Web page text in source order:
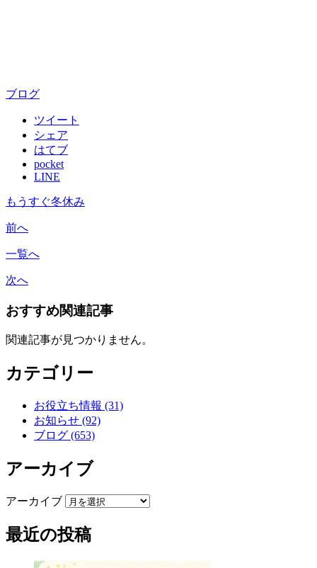
ブログ
ツイート
シェア
はてブ
pocket
LINE
もうすぐ冬休み
前へ
一覧へ
次へ
おすすめ関連記事
関連記事が見つかりません。
カテゴリー
お役立ち情報 (31)
お知らせ (92)
ブログ (653)
アーカイブ
アーカイブ
最近の投稿